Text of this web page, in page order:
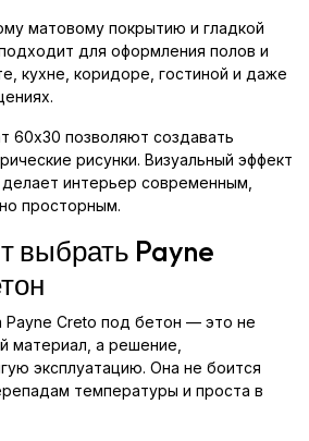
матовому покрытию и гладкой
для оформления полов и
кухне, коридоре, гостиной и даже
60x30 позволяют создавать
рисунки. Визуальный эффект
интерьер современным,
просторным.
выбрать Payne
Payne Creto под бетон — это не
материал, а решение,
эксплуатацию. Она не боится
температуры и проста в